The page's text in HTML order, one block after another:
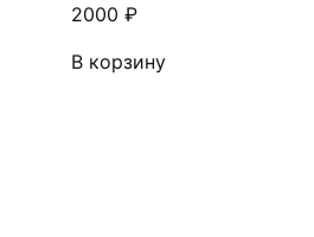
2000 ₽
В корзину